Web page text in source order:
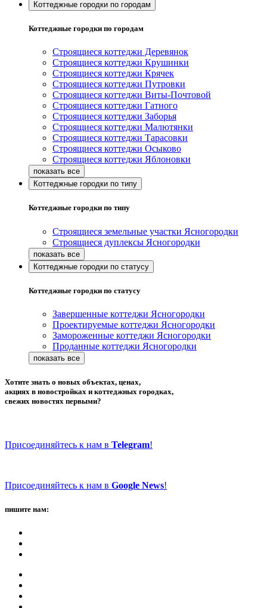
Коттеджные городки по городам
Коттеджные городки по городам
Строящиеся коттеджи Деревянок
Строящиеся коттеджи Крушинки
Строящиеся коттеджи Крячек
Строящиеся коттеджи Путровки
Строящиеся коттеджи Виты-Почтовой
Строящиеся коттеджи Гатного
Строящиеся коттеджи Заборья
Строящиеся коттеджи Малютянки
Строящиеся коттеджи Тарасовки
Строящиеся коттеджи Осыково
Строящиеся коттеджи Яблоновки
Коттеджные городки по типу
Коттеджные городки по типу
Строящиеся земельные участки Ясногородки
Строящиеся дуплексы Ясногородки
Коттеджные городки по статусу
Коттеджные городки по статусу
Завершенные коттеджи Ясногородки
Проектируемые коттеджи Ясногородки
Замороженные коттеджи Ясногородки
Проданные коттеджи Ясногородки
Хотите знать о новых объектах, ценах,
акциях в новостройках и коттеджных городках,
свежих новостях первыми?
Присоединяйтесь к нам в Telegram!
Присоединяйтесь к нам в Google News!
пишите нам: